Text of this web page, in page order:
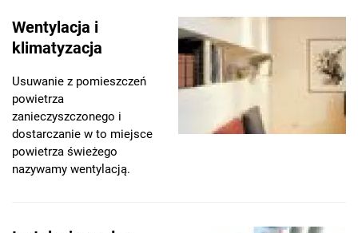
Wentylacja i
klimatyzacja
Usuwanie z pomieszczeń
powietrza
zanieczyszczonego i
dostarczanie w to miejsce
powietrza świeżego
nazywamy wentylacją.